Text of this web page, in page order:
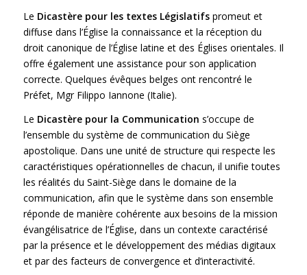
Le Dicastère pour les textes Législatifspromeut et
diffuse dans l’Église la connaissance et la réception du
droit canonique de l’Église latine et des Églises orientales. Il
offre également une assistance pour son application
correcte. Quelques évêques belges ont rencontré le
Préfet, Mgr Filippo Iannone (Italie).
Le Dicastère pour la Communication s’occupe de
l’ensemble du système de communication du Siège
apostolique. Dans une unité de structure qui respecte les
caractéristiques opérationnelles de chacun, il unifie toutes
les réalités du Saint-Siège dans le domaine de la
communication, afin que le système dans son ensemble
réponde de manière cohérente aux besoins de la mission
évangélisatrice de l’Église, dans un contexte caractérisé
par la présence et le développement des médias digitaux
et par des facteurs de convergence et d’interactivité.